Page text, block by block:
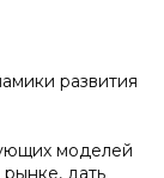
развития
моделей
дать